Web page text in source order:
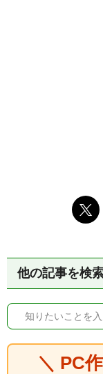
他の記事を検
＼ PC